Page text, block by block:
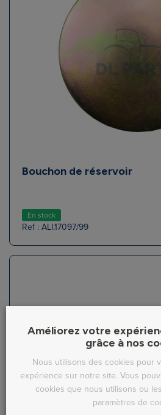
Bouchon de réservoir
En stock
Ref : ALI.17097/99
Améliorez votre
grâce à nos
Nous utilisons des cookies pour
expérience sur notre site. Vous
cookies que nous utilisons ou
paramètres de